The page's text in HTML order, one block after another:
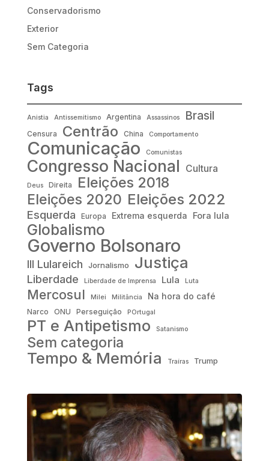
Conservadorismo
Exterior
Sem Categoria
Tags
Anistia Antissemitismo Argentina Assassinos Brasil
Censura Centrão China Comportamento
Comunicação Comunistas
Congresso Nacional Cultura
Deus Direita Eleições 2018
Eleições 2020 Eleições 2022
Esquerda Europa Extrema esquerda Fora lula
Globalismo
Governo Bolsonaro
III Lulareich Jornalismo Justiça
Liberdade Liberdade de Imprensa Lula Luta
Mercosul Milei Militância Na hora do café
Narco ONU Perseguição POrtugal
PT e Antipetismo Satanismo
Sem categoria
Tempo & Memória Traíras Trump